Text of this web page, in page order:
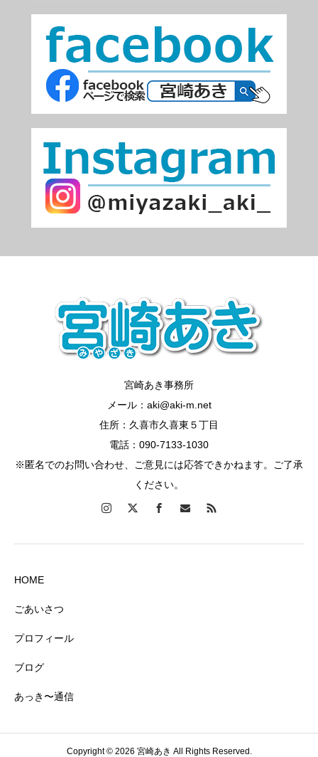
宮崎あき事務所
メール：aki@aki-m.net
住所：久喜市久喜東５丁目
電話：090-7133-1030
※匿名でのお問い合わせ、ご意見には応答できかねます。ご了承
ください。
HOME
ごあいさつ
プロフィール
ブログ
あっき〜通信
Copyright © 2026 宮崎あき All Rights Reserved.